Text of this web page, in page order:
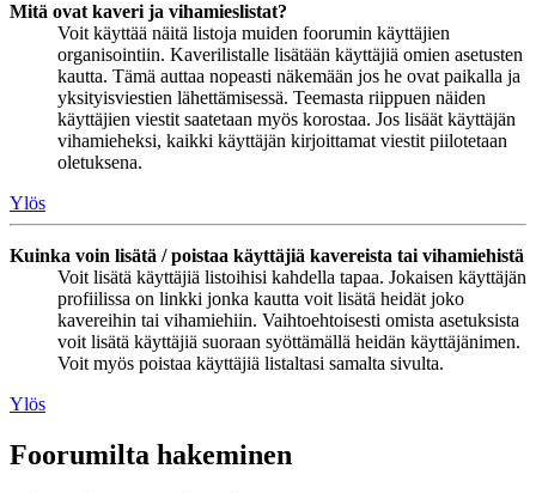
Mitä ovat kaveri ja vihamieslistat?
Voit käyttää näitä listoja muiden foorumin käyttäjien
organisointiin. Kaverilistalle lisätään käyttäjiä omien asetusten
kautta. Tämä auttaa nopeasti näkemään jos he ovat paikalla ja
yksityisviestien lähettämisessä. Teemasta riippuen näiden
käyttäjien viestit saatetaan myös korostaa. Jos lisäät käyttäjän
vihamieheksi, kaikki käyttäjän kirjoittamat viestit piilotetaan
oletuksena.
Ylös
Kuinka voin lisätä / poistaa käyttäjiä kavereista tai vihamiehistä
Voit lisätä käyttäjiä listoihisi kahdella tapaa. Jokaisen käyttäjän
profiilissa on linkki jonka kautta voit lisätä heidät joko
kavereihin tai vihamiehiin. Vaihtoehtoisesti omista asetuksista
voit lisätä käyttäjiä suoraan syöttämällä heidän käyttäjänimen.
Voit myös poistaa käyttäjiä listaltasi samalta sivulta.
Ylös
Foorumilta hakeminen